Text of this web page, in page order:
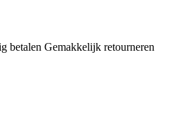
betalen Gemakkelijk retourneren